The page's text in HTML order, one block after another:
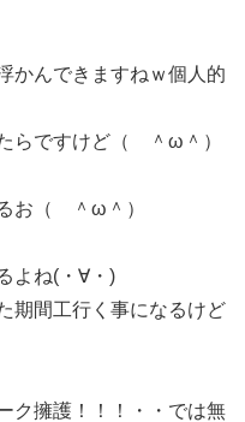
かんできますねｗ個人的
らですけど（ ＾ω＾）
お（ ＾ω＾）
よね(・∀・)
期間工行く事になるけど
ク擁護！！！・・では無